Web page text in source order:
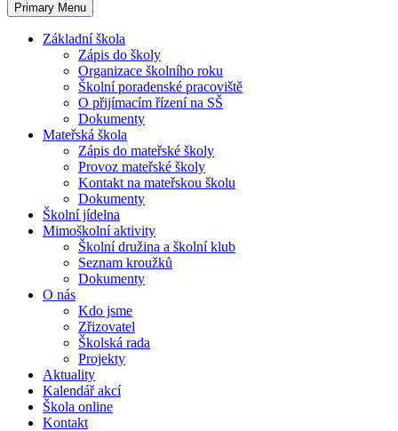
Primary Menu
Základní škola
Zápis do školy
Organizace školního roku
Školní poradenské pracoviště
O přijímacím řízení na SŠ
Dokumenty
Mateřská škola
Zápis do mateřské školy
Provoz mateřské školy
Kontakt na mateřskou školu
Dokumenty
Školní jídelna
Mimoškolní aktivity
Školní družina a školní klub
Seznam kroužků
Dokumenty
O nás
Kdo jsme
Zřizovatel
Školská rada
Projekty
Aktuality
Kalendář akcí
Škola online
Kontakt